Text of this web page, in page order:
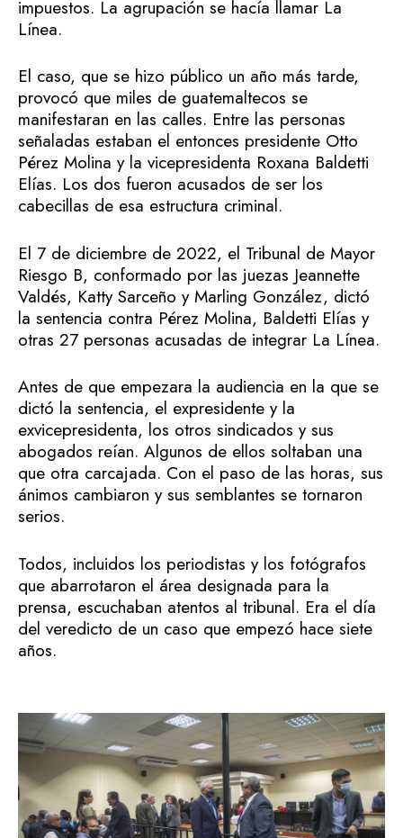
impuestos. La agrupación se hacía llamar La
Línea.
El caso, que se hizo público un año más tarde,
provocó que miles de guatemaltecos se
manifestaran en las calles. Entre las personas
señaladas estaban el entonces presidente Otto
Pérez Molina y la vicepresidenta Roxana Baldetti
Elías. Los dos fueron acusados de ser los
cabecillas de esa estructura criminal.
El 7 de diciembre de 2022, el Tribunal de Mayor
Riesgo B, conformado por las juezas Jeannette
Valdés, Katty Sarceño y Marling González, dictó
la sentencia contra Pérez Molina, Baldetti Elías y
otras 27 personas acusadas de integrar La Línea.
Antes de que empezara la audiencia en la que se
dictó la sentencia, el expresidente y la
exvicepresidenta, los otros sindicados y sus
abogados reían. Algunos de ellos soltaban una
que otra carcajada. Con el paso de las horas, sus
ánimos cambiaron y sus semblantes se tornaron
serios.
Todos, incluidos los periodistas y los fotógrafos
que abarrotaron el área designada para la
prensa, escuchaban atentos al tribunal. Era el día
del veredicto de un caso que empezó hace siete
años.